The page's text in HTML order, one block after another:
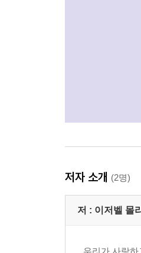
저자 소개 (2명)
저 : 이저벨 몰리